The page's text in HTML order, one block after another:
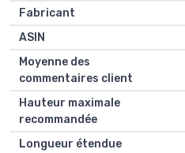
Fabricant
ASIN
Moyenne des
commentaires client
Hauteur maximale
recommandée
Longueur étendue